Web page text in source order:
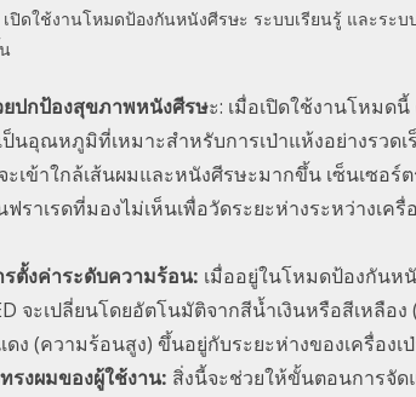
เปิดใช้งานโหมดป้องกันหนังศีรษะ ระบบเรียนรู้ และระ
ปกป้องสุขภาพหนังศีรษะ: เมื่อเปิดใช้งานโหมด
นอุณหภูมิที่เหมาะสำหรับการเป่าแห้งอย่างรวดเ
ะเข้าใกล้เส้นผมและหนังศีรษะมากขึ้น เซ็นเซอร์
ราเรดที่มองไม่เห็นเพื่อวัดระยะห่างระหว่างเครื่
ตั้งค่าระดับความร้อน: เมื่ออยู่ในโหมดป้องกัน
จะเปลี่ยนโดยอัตโนมัติจากสีน้ำเงินหรือสีเหลือ
ง (ความร้อนสูง) ขึ้นอยู่กับระยะห่างของเครื่องเ
รงผมของผู้ใช้งาน: สิ่งนี้จะช่วยให้ขั้นตอนการจัด